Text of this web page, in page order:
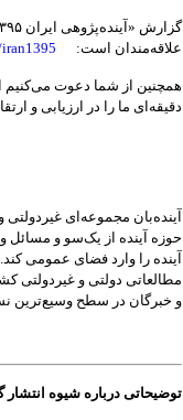
علاقه‌مندان است:
همچنین از شما دعوت می‌کنیم
دقیقه‌ای ما را در ارزیابی و
آینده‌‏بان مجموعه‌ای
حوزه آینده از یک‌سو و مسائل
مطالعاتی دولتی و غیردولتی
و خبرگان در سطح وسیع‌ترین
توضیحاتی درباره شیوه انتشار